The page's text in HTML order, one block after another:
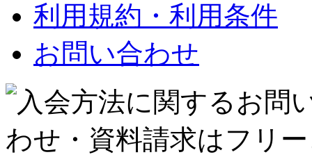
利用規約・利用条件
お問い合わせ